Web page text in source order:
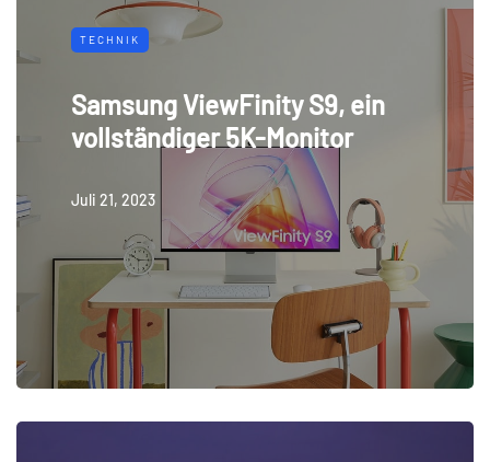
TECHNIK
Samsung ViewFinity S9, ein
vollständiger 5K-Monitor
Juli 21, 2023